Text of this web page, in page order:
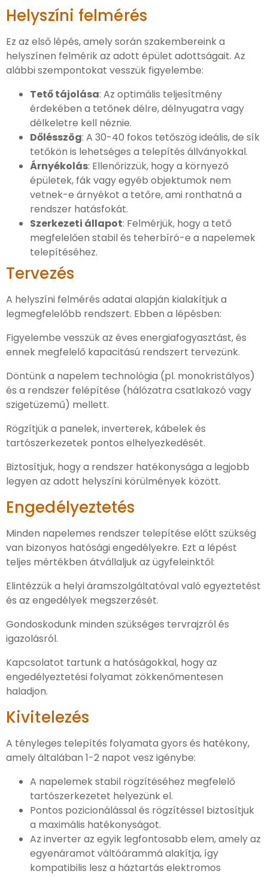
Helyszíni felmérés
Ez az első lépés, amely során szakembereink a
helyszínen felmérik az adott épület adottságait. Az
alábbi szempontokat vesszük figyelembe:
Tető tájolása: Az optimális teljesítmény
érdekében a tetőnek délre, délnyugatra vagy
délkeletre kell néznie.
Dőlésszög: A 30-40 fokos tetőszög ideális, de sík
tetőkön is lehetséges a telepítés állványokkal.
Árnyékolás: Ellenőrizzük, hogy a környező
épületek, fák vagy egyéb objektumok nem
vetnek-e árnyékot a tetőre, ami ronthatná a
rendszer hatásfokát.
Szerkezeti állapot: Felmérjük, hogy a tető
megfelelően stabil és teherbíró-e a napelemek
telepítéséhez.
Tervezés
A helyszíni felmérés adatai alapján kialakítjuk a
legmegfelelőbb rendszert. Ebben a lépésben:
Figyelembe vesszük az éves energiafogyasztást, és
ennek megfelelő kapacitású rendszert tervezünk.
Döntünk a napelem technológia (pl. monokristályos)
és a rendszer felépítése (hálózatra csatlakozó vagy
szigetüzemű) mellett.
Rögzítjük a panelek, inverterek, kábelek és
tartószerkezetek pontos elhelyezkedését.
Biztosítjuk, hogy a rendszer hatékonysága a legjobb
legyen az adott helyszíni körülmények között.
Engedélyeztetés
Minden napelemes rendszer telepítése előtt szükség
van bizonyos hatósági engedélyekre. Ezt a lépést
teljes mértékben átvállaljuk az ügyfeleinktől:
Elintézzük a helyi áramszolgáltatóval való egyeztetést
és az engedélyek megszerzését.
Gondoskodunk minden szükséges tervrajzról és
igazolásról.
Kapcsolatot tartunk a hatóságokkal, hogy az
engedélyeztetési folyamat zökkenőmentesen
haladjon.
Kivitelezés
A tényleges telepítés folyamata gyors és hatékony,
amely általában 1-2 napot vesz igénybe:
A napelemek stabil rögzítéséhez megfelelő
tartószerkezetet helyezünk el.
Pontos pozicionálással és rögzítéssel biztosítjuk
a maximális hatékonyságot.
Az inverter az egyik legfontosabb elem, amely az
egyenáramot váltóárammá alakítja, így
kompatibilis lesz a háztartás elektromos